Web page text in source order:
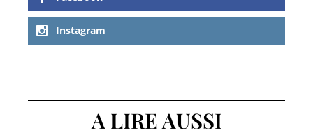
Instagram
A LIRE AUSSI